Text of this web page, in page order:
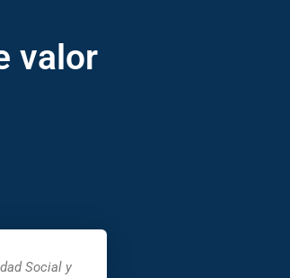
valor
Social y